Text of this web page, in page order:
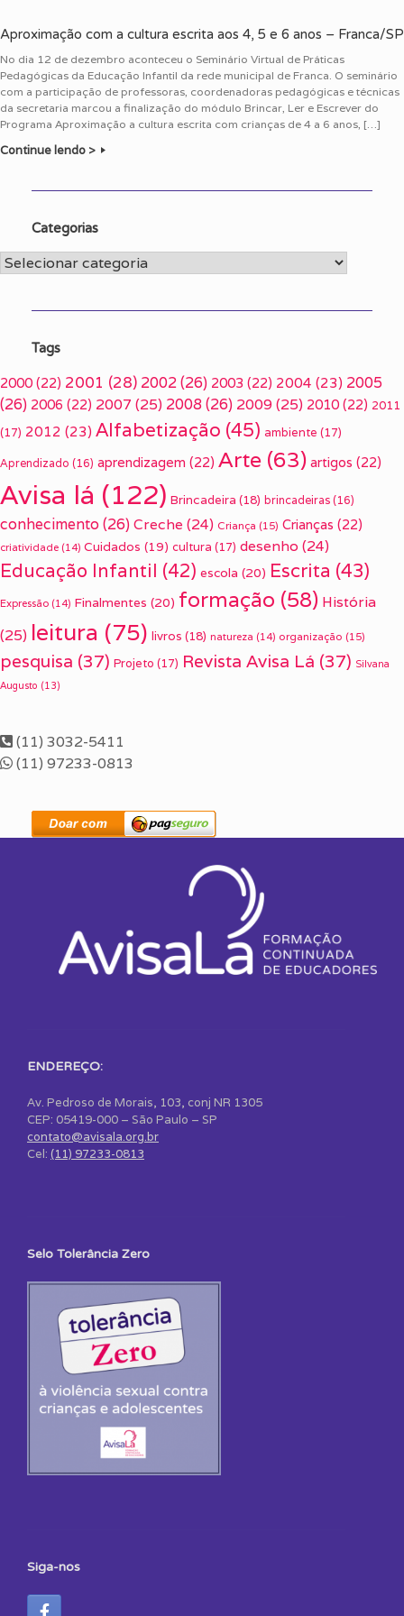
Aproximação com a cultura escrita aos 4, 5 e 6 anos – Franca/SP
No dia 12 de dezembro aconteceu o Seminário Virtual de Práticas
Pedagógicas da Educação Infantil da rede municipal de Franca. O seminário
com a participação de professoras, coordenadoras pedagógicas e técnicas
da secretaria marcou a finalização do módulo Brincar, Ler e Escrever do
Programa Aproximação a cultura escrita com crianças de 4 a 6 anos, […]
Continue lendo >
Categorias
Categorias
Tags
2000 (22) 2001 (28) 2002(26) 2003 (22) 2004 (23) 2005
(26) 2006 (22) 2007 (25) 2008(26) 2009(25) 2010 (22) 2011
(17) 2012 (23) Alfabetização (45) ambiente (17)
Aprendizado (16) aprendizagem (22) Arte (63) artigos (22)
Avisa lá (122) Brincadeira (18) brincadeiras (16)
conhecimento(26) Creche (24) Criança (15) Crianças (22)
criatividade (14) Cuidados (19) cultura (17) desenho (24)
Educação Infantil (42) escola (20) Escrita (43)
Expressão (14) Finalmentes (20) formação (58) História
(25) leitura (75) livros (18) natureza (14) organização (15)
pesquisa (37) Projeto (17) Revista Avisa Lá (37) Silvana
Augusto (13)
(11) 3032-5411
(11) 97233-0813
ENDEREÇO:
Av. Pedroso de Morais, 103, conj NR 1305
CEP: 05419-000 – São Paulo – SP
contato@avisala.org.br
Cel: (11) 97233-0813
Selo Tolerância Zero
Siga-nos